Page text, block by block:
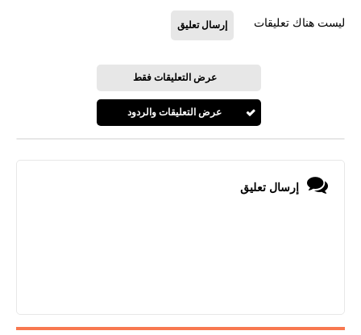
ليست هناك تعليقات إرسال تعليق
عرض التعليقات فقط
عرض التعليقات والردود
إرسال تعليق